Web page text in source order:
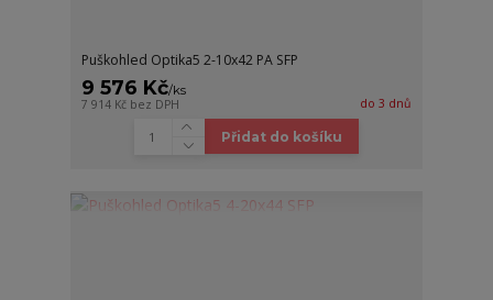
Puškohled Optika5 2-10x42 PA SFP
9 576 Kč/ks
7 914 Kč bez DPH do 3 dnů
Přidat do košíku